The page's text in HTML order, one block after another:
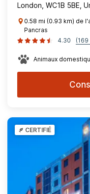
London, WC1B 5BE,
0.58 mi (0.93 km) de
Pancras
4.30
(169
Animaux
CERTIFIÉ